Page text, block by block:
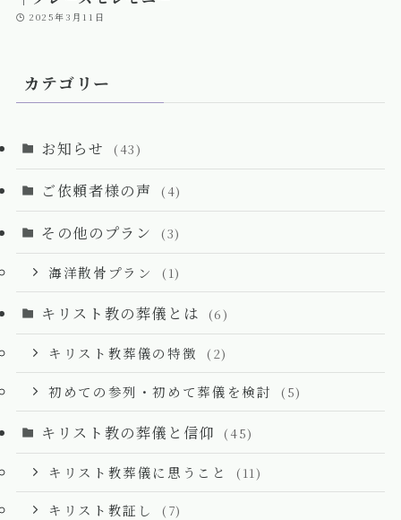
2025年3月11日
カテゴリー
お知らせ (43)
ご依頼者様の声 (4)
その他のプラン (3)
海洋散骨プラン (1)
キリスト教の葬儀とは (6)
キリスト教葬儀の特徴 (2)
初めての参列・初めて葬儀を検討 (5)
キリスト教の葬儀と信仰 (45)
キリスト教葬儀に思うこと (11)
キリスト教証し (7)